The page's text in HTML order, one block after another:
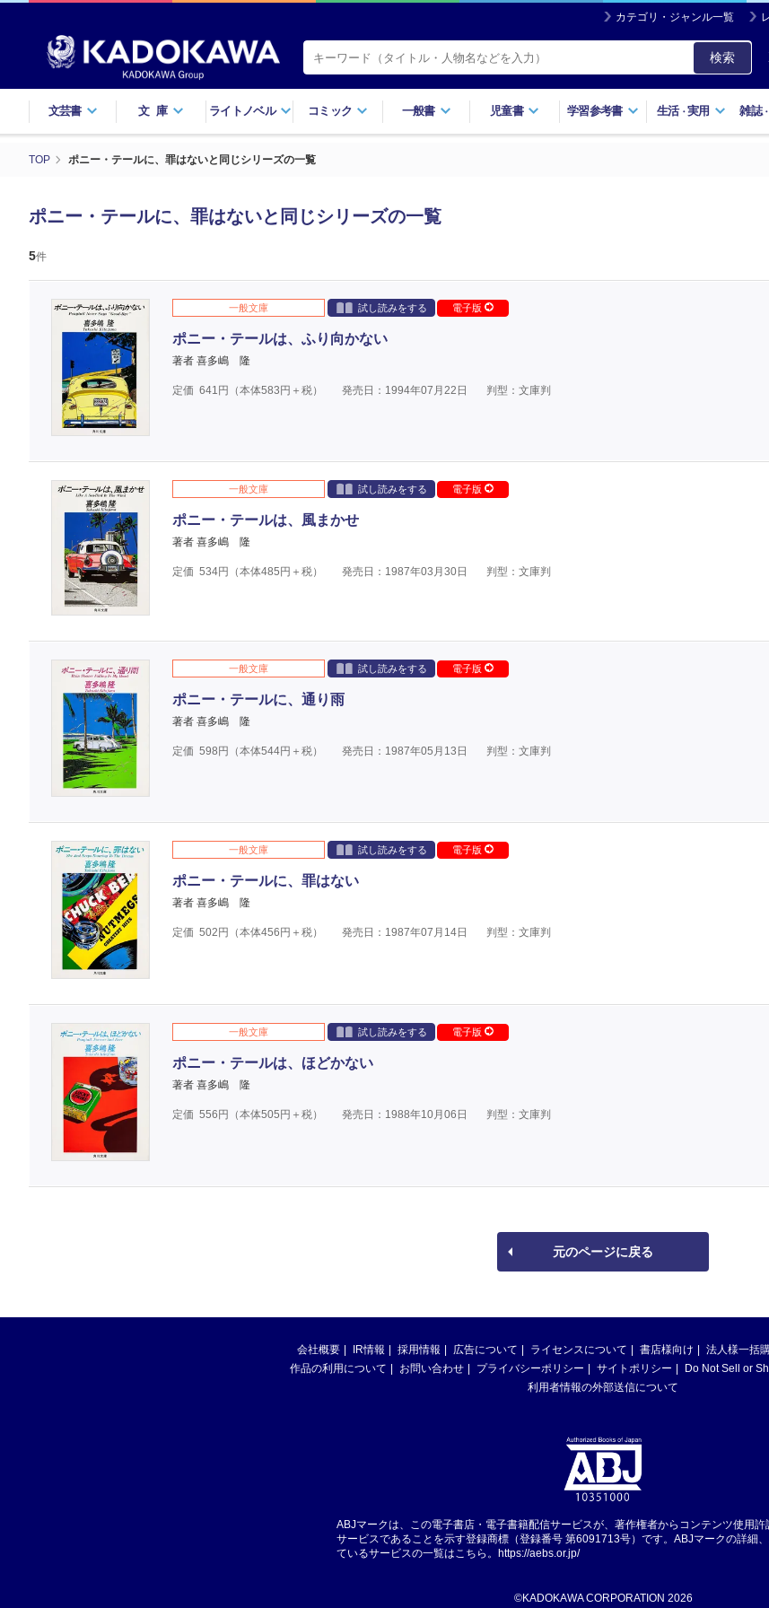
カテゴリ・ジャンル一覧
検索
文芸書 文庫 ライトノベル コミック 一般書 児童書 学習参考書 生活・実用 雑誌・
TOP ポニー・テールに、罪はないと同じシリーズの一覧
ポニー・テールに、罪はないと同じシリーズの一覧
5件
一般文庫 試し読みをする 電子版
ポニー・テールは、ふり向かない
著者 喜多嶋 隆
定価 641 円（本体583円＋税） 発売日：1994年07月22日 判型：文庫判
一般文庫 試し読みをする 電子版
ポニー・テールは、風まかせ
著者 喜多嶋 隆
定価 534円（本体485円＋税） 発売日：1987年03月30日 判型：文庫判
一般文庫 試し読みをする 電子版
ポニー・テールに、通り雨
著者 喜多嶋 隆
定価 598円（本体544円＋税） 発売日：1987年05月13日 判型：文庫判
一般文庫 試し読みをする 電子版
ポニー・テールに、罪はない
著者 喜多嶋 隆
定価 502円（本体456円＋税） 発売日：1987年07月14日 判型：文庫判
一般文庫 試し読みをする 電子版
ポニー・テールは、ほどかない
著者 喜多嶋 隆
定価 556円（本体505円＋税） 発売日：1988年10月06日 判型：文庫判
元のページに戻る
会社概要 IR情報 採用情報 広告について ライセンスについて 書店様向け 法人様一括
作品の利用について
お問い合わせ プライバシーポリシー サイトポリシー
Do Not Sell or
利用者情報の外部送信について
ABJマークは、この電子書店・電子書籍配信サービスが、著作権者からコンテンツ使用
サービスであることを示す登録商標（登録番号 第6091713号）です。ABJマークの詳細
ているサービスの一覧はこちら。 https://aebs.or.jp/
©KADOKAWA CORPORATION 2026